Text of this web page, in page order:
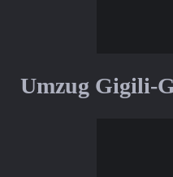
Umzug Gigili-